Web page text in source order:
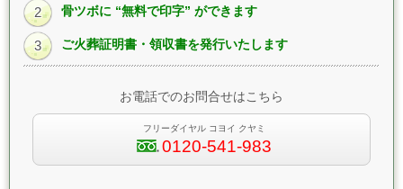
2 骨ツボに “無料で印字” ができます
3 ご火葬証明書・領収書を発行いたします
お電話でのお問合せはこちら
フリーダイヤル コヨイ クヤミ
0120-541-983